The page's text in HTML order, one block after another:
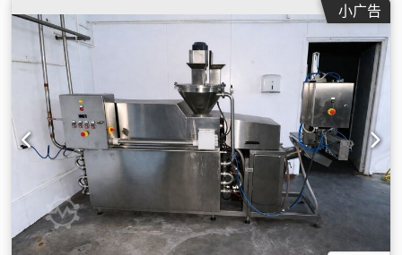
小广告